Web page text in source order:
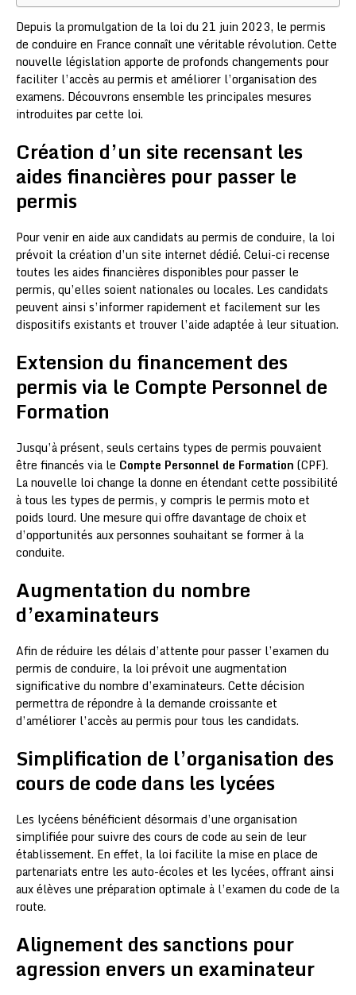
Depuis la promulgation de la loi du 21 juin 2023, le permis
de conduire en France connaît une véritable révolution. Cette
nouvelle législation apporte de profonds changements pour
faciliter l’accès au permis et améliorer l’organisation des
examens. Découvrons ensemble les principales mesures
introduites par cette loi.
Création d’un site recensant les
aides financières pour passer le
permis
Pour venir en aide aux candidats au permis de conduire, la loi
prévoit la création d’un site internet dédié. Celui-ci recense
toutes les aides financières disponibles pour passer le
permis, qu’elles soient nationales ou locales. Les candidats
peuvent ainsi s’informer rapidement et facilement sur les
dispositifs existants et trouver l’aide adaptée à leur situation.
Extension du financement des
permis via le Compte Personnel de
Formation
Jusqu’à présent, seuls certains types de permis pouvaient
être financés via le Compte Personnel de Formation (CPF).
La nouvelle loi change la donne en étendant cette possibilité
à tous les types de permis, y compris le permis moto et
poids lourd. Une mesure qui offre davantage de choix et
d’opportunités aux personnes souhaitant se former à la
conduite.
Augmentation du nombre
d’examinateurs
Afin de réduire les délais d’attente pour passer l’examen du
permis de conduire, la loi prévoit une augmentation
significative du nombre d’examinateurs. Cette décision
permettra de répondre à la demande croissante et
d’améliorer l’accès au permis pour tous les candidats.
Simplification de l’organisation des
cours de code dans les lycées
Les lycéens bénéficient désormais d’une organisation
simplifiée pour suivre des cours de code au sein de leur
établissement. En effet, la loi facilite la mise en place de
partenariats entre les auto-écoles et les lycées, offrant ainsi
aux élèves une préparation optimale à l’examen du code de la
route.
Alignement des sanctions pour
agression envers un examinateur